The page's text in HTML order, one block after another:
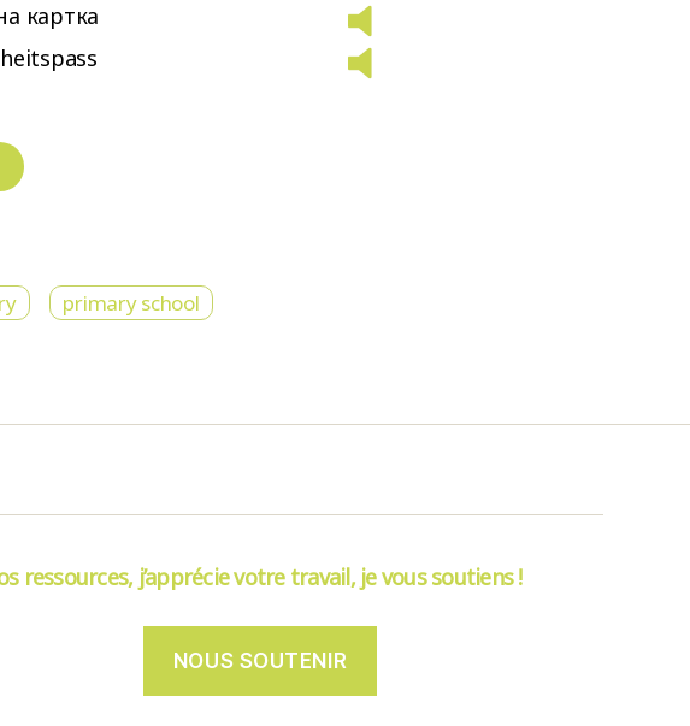
картка
primary school
ressources, j’apprécie votre travail, je vous soutiens !
NOUS SOUTENIR